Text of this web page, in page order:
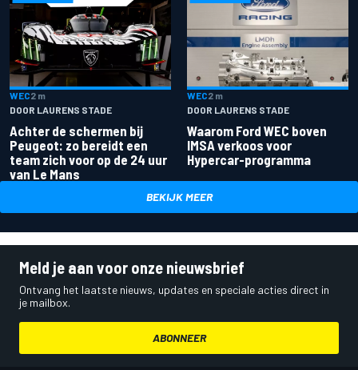
WEC2 m
DOOR LAURENS STADE
Achter de schermen bij
Peugeot: zo bereidt een
team zich voor op de 24 uur
van Le Mans
WEC2 m
DOOR LAURENS STADE
Waarom Ford WEC boven
IMSA verkoos voor
Hypercar-programma
BEKIJK MEER
Meld je aan voor onze nieuwsbrief
Ontvang het laatste nieuws, updates en speciale acties direct in
je mailbox.
ABONNEER